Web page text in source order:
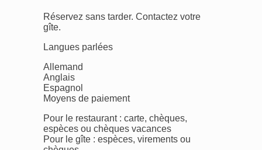
Réservez sans tarder. Contactez votre
gîte.
Langues parlées
Allemand
Anglais
Espagnol
Moyens de paiement
Pour le restaurant : carte, chèques,
espèces ou chèques vacances
Pour le gîte : espèces, virements ou